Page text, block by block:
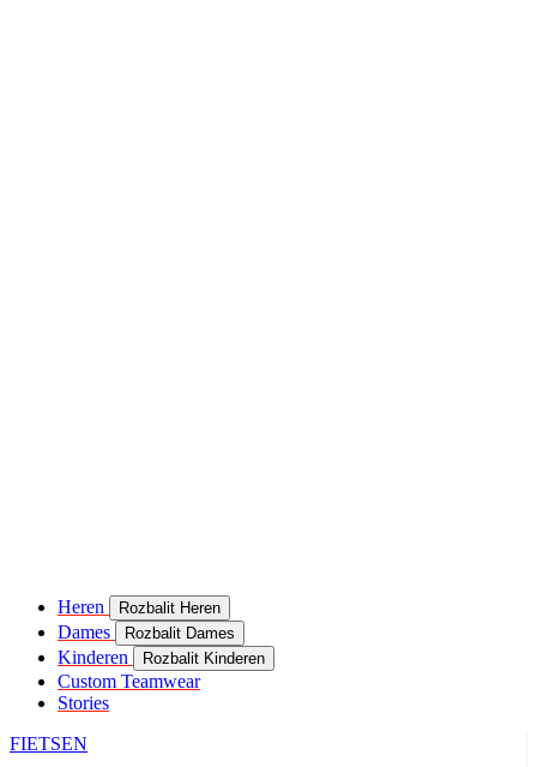
Heren Rozbalit Heren
Dames Rozbalit Dames
Kinderen Rozbalit Kinderen
Custom Teamwear
Stories
FIETSEN